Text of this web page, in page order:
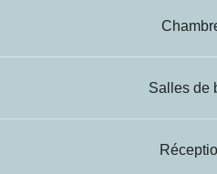
Salles de